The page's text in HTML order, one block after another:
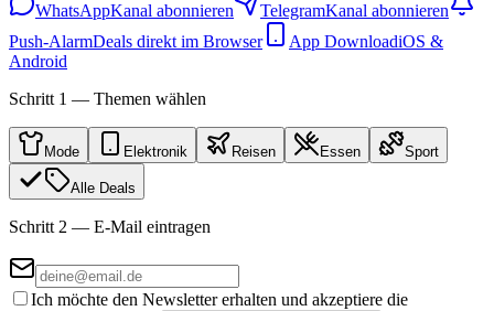
WhatsAppKanal abonnieren TelegramKanal abonnieren
Push-AlarmDeals direkt im Browser App DownloadiOS &
Android
Schritt 1 — Themen wählen
Mode Elektronik Reisen Essen Sport
Alle Deals
Schritt 2 — E-Mail eintragen
Ich möchte den Newsletter erhalten und akzeptiere die